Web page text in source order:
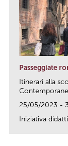
Passeggiate
Itinerari alla
25/05/2023 -
Iniziativa